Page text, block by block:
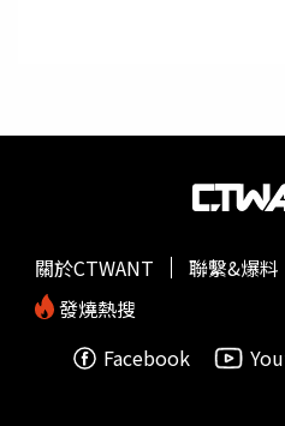
關於CTWANT 聯繫&爆料
發燒熱搜
Facebook